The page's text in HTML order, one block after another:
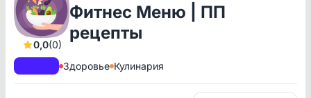
0,0(0)
Фитнес Меню | ПП
рецепты
Здоровье Кулинария